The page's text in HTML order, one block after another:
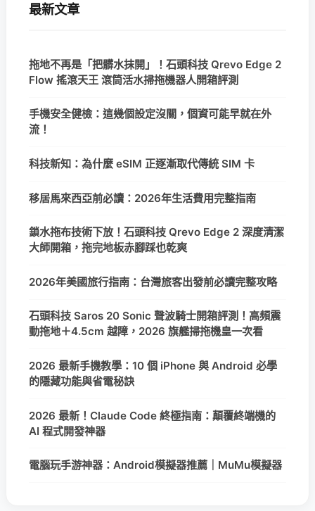
最新文章
拖地不再是「把髒水抹開」！石頭科技 Qrevo Edge 2
Flow 搖滾天王 滾筒活水掃拖機器人開箱評測
手機安全健檢：這幾個設定沒關，個資可能早就在外
流！
科技新知：為什麼 eSIM 正逐漸取代傳統 SIM 卡
移居馬來西亞前必讀：2026年生活費用完整指南
鎖水拖布技術下放！石頭科技 Qrevo Edge 2 深度清潔
大師開箱，拖完地板赤腳踩也乾爽
2026年美國旅行指南：台灣旅客出發前必讀完整攻略
石頭科技 Saros 20 Sonic 聲波騎士開箱評測！高頻震
動拖地＋4.5cm 越障，2026 旗艦掃拖機皇一次看
2026 最新手機教學：10 個 iPhone 與 Android 必學
的隱藏功能與省電秘訣
2026 最新！Claude Code 終極指南：顛覆終端機的
AI 程式開發神器
電腦玩手游神器：Android模擬器推薦｜MuMu模擬器